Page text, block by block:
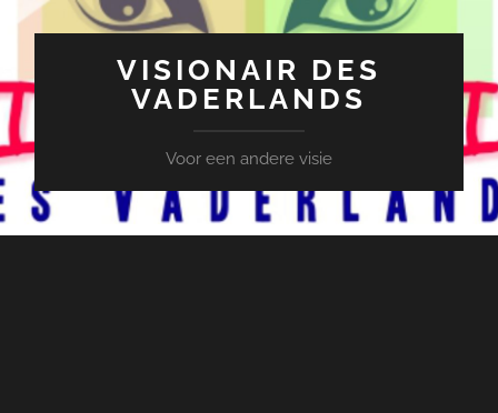
VISIONAIR DES
VADERLANDS
Voor een andere visie